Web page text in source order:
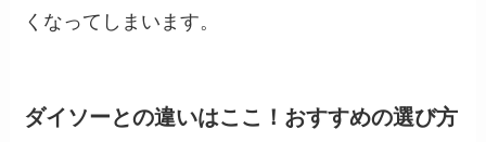
くなってしまいます。
ダイソーとの違いはここ！おすすめの選び方